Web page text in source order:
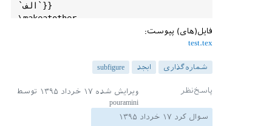
`الف`}}
\makeatother
subfloat[در اینجا باید (الف)
		\
includegraphics
draft
label{ fig1a}
فایل(های) پیوست:
test.tex
شماره‌گذاری ابجد subfigure
ویرایش شده ۱۷ خرداد ۱۳۹۵
توسط
pouramini
سوال کرد ۱۷ خرداد ۱۳۹۵